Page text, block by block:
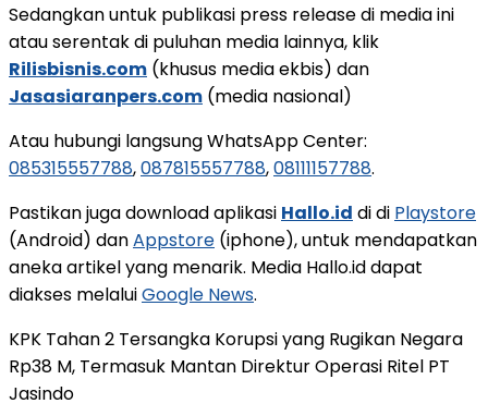
Sedangkan untuk publikasi press release di media ini
atau serentak di puluhan media lainnya, klik
Rilisbisnis.com (khusus media ekbis) dan
Jasasiaranpers.com (media nasional)
Atau hubungi langsung WhatsApp Center:
085315557788,087815557788,08111157788.
Pastikan juga download aplikasi Hallo.id di di Playstore
(Android) danAppstore (iphone), untuk mendapatkan
aneka artikel yang menarik. Media Hallo.id dapat
diakses melaluiGoogle News.
KPK Tahan 2 Tersangka Korupsi yang Rugikan Negara
Rp38 M, Termasuk Mantan Direktur Operasi Ritel PT
Jasindo